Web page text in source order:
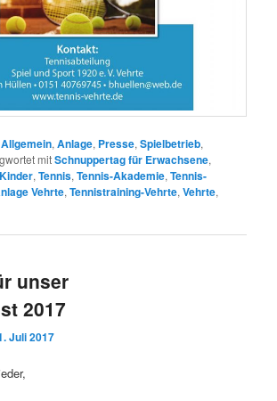
Allgemein,Anlage, Presse,Spielbetrieb,
mitSchnuppertag für Erwachsene,
,Tennis,Tennis-Akademie,Tennis-
Vehrte,Tennistraining-Vehrte,Vehrte,
unser
2017
Juli 2017